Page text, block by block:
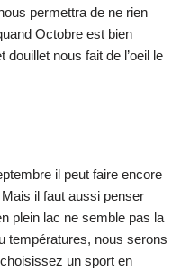
permettra de ne rien
Octobre est bien
nous fait de l’oeil le
il peut faire encore
il faut aussi penser
plein lac ne semble pas la
nous serons
un sport en